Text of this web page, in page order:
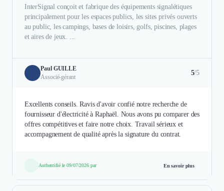
InterSignal conçoit et fabrique des équipements signalétiques
principalement pour les espaces publics, les sites privés ouverts
au public, les campings, bases de loisirs, golfs, piscines, plages
et aires de jeux. ...
Paul GUILLE
Associé-gérant
5/5
Excellents conseils. Ravis d'avoir confié notre recherche de
fournisseur d'électricité à Raphaël. Nous avons pu comparer des
offres compétitives et faire notre choix. Travail sérieux et
accompagnement de qualité après la signature du contrat.
Authentifié le 09/07/2026 par En savoir plus